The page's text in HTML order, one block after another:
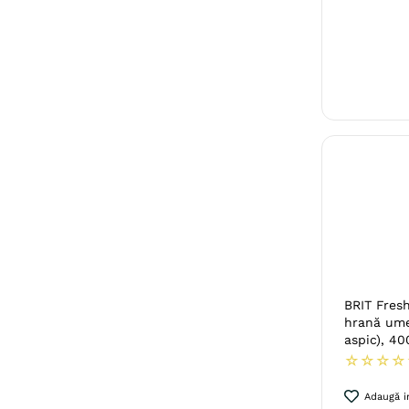
BRIT
hrană
aspic),
☆ ☆ ☆ ☆
Adaugă